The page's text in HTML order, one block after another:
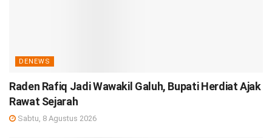
DENEWS
Raden Rafiq Jadi Wawakil Galuh, Bupati Herdiat Ajak
Rawat Sejarah
Sabtu, 8 Agustus 2026